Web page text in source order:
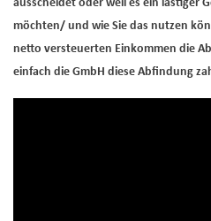
ausscheidet oder weil es ein lästiger
möchten/ und wie Sie das nutzen
netto versteuerten Einkommen die
einfach die GmbH diese Abfindung